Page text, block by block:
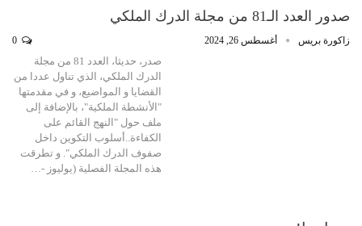
صدور العدد الـ81 من مجلة الدرك الملكي
زاكورة بريس أغسطس 26, 2024
صدر، حديثا، العدد 81 من مجلة
الدرك الملكي، الذي تناول عددا من
القضايا و المواضيع، و في مقدمتها
"الأنشطة الملكية"، بالإضافة إلى
ملف حول "النهج القائم على
الكفاءة..أسلوب التكوين داخل
صفوف الدرك الملكي". و تطرقت
هذه المجلة الفصلية (يوليوز -…